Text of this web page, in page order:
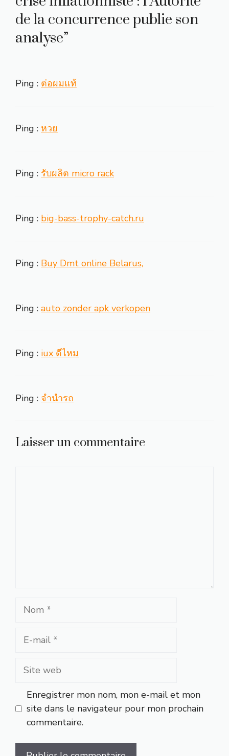
de la concurrence publie son
analyse”
Ping : ต่อผมแท้
Ping : หวย
Ping : รับผลิต micro rack
Ping : big-bass-trophy-catch.ru
Ping : Buy Dmt online Belarus,
Ping : auto zonder apk verkopen
Ping : iux ดีไหม
Ping : จำนำรถ
Laisser un commentaire
Nom
Site
Enregistrer mon nom, mon e-mail et mon
site dans le navigateur pour mon prochain
commentaire.